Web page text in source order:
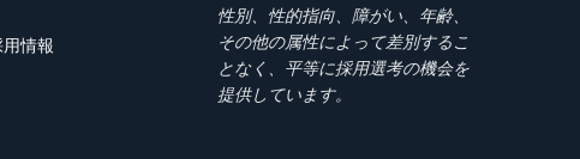
情報
性別、性的指向、障がい、年齢、
その他の属性によって差別するこ
となく、平等に採用選考の機会を
提供しています。